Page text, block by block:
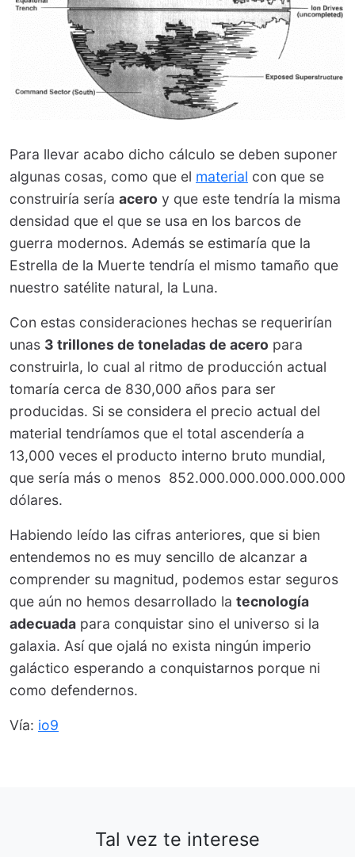
Para llevar acabo dicho cálculo se deben suponer
algunas cosas, como que el material con que se
construiría sería acero y que este tendría la misma
densidad que el que se usa en los barcos de
guerra modernos. Además se estimaría que la
Estrella de la Muerte tendría el mismo tamaño que
nuestro satélite natural, la Luna.
Con estas consideraciones hechas se requerirían
unas 3 trillones de toneladas de acero para
construirla, lo cual al ritmo de producción actual
tomaría cerca de 830,000 años para ser
producidas. Si se considera el precio actual del
material tendríamos que el total ascendería a
13,000 veces el producto interno bruto mundial,
que sería más o menos 852.000.000.000.000.000
dólares.
Habiendo leído las cifras anteriores, que si bien
entendemos no es muy sencillo de alcanzar a
comprender su magnitud, podemos estar seguros
que aún no hemos desarrollado la tecnología
adecuada para conquistar sino el universo si la
galaxia. Así que ojalá no exista ningún imperio
galáctico esperando a conquistarnos porque ni
como defendernos.
Vía: io9
Tal vez te interese